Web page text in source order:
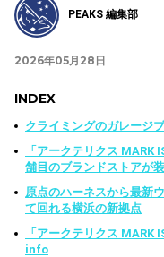
PEAKS 編集部
2026年05月28日
INDEX
クライミングのガレージ
「アークテリクス MARK
舗目のブランドストアが
原点のハーネスから最新
て回れる横浜の新拠点
「アークテリクス MARK
info